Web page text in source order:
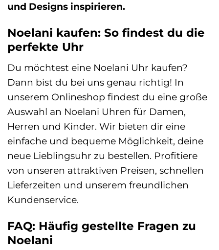
und Designs inspirieren.
Noelani kaufen: So findest du die
perfekte Uhr
Du möchtest eine Noelani Uhr kaufen?
Dann bist du bei uns genau richtig! In
unserem Onlineshop findest du eine große
Auswahl an Noelani Uhren für Damen,
Herren und Kinder. Wir bieten dir eine
einfache und bequeme Möglichkeit, deine
neue Lieblingsuhr zu bestellen. Profitiere
von unseren attraktiven Preisen, schnellen
Lieferzeiten und unserem freundlichen
Kundenservice.
FAQ: Häufig gestellte Fragen zu
Noelani